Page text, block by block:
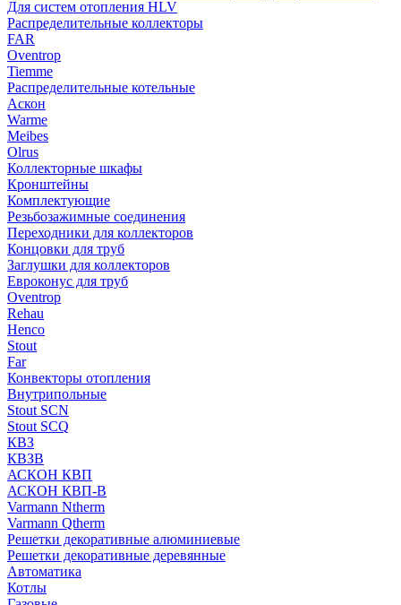
Для систем отопления HLV
Распределительные коллекторы
FAR
Oventrop
Tiemme
Распределительные котельные
Аскон
Warme
Meibes
Olrus
Коллекторные шкафы
Кронштейны
Комплектующие
Резьбозажимные соединения
Переходники для коллекторов
Концовки для труб
Заглушки для коллекторов
Евроконус для труб
Oventrop
Rehau
Henco
Stout
Far
Конвекторы отопления
Внутрипольные
Stout SCN
Stout SCQ
КВЗ
КВЗВ
АСКОН КВП
АСКОН КВП-В
Varmann Ntherm
Varmann Qtherm
Решетки декоративные алюминиевые
Решетки декоративные деревянные
Автоматика
Котлы